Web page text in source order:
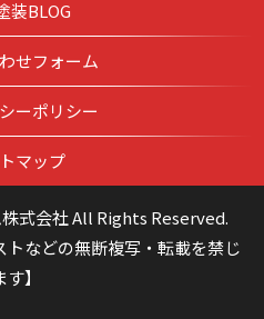
装BLOG
せフォーム
ーポリシー
マップ
式会社 All Rights Reserved.
トなどの無断複写・転載を禁じ
す】